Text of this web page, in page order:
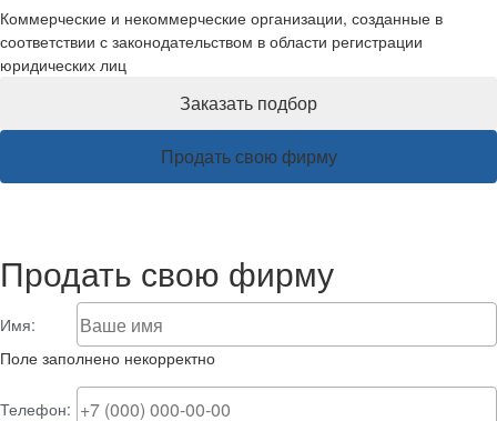
Коммерческие и некоммерческие организации, созданные в
соответствии с законодательством в области регистрации
юридических лиц
Заказать подбор
Продать свою фирму
Продать свою фирму
Имя:
Поле заполнено некорректно
Телефон: